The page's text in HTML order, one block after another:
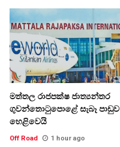
මත්තල රාජපක්ෂ ජාත්‍යන්තර
ගුවන්තොටුපොළේ සැබෑ පාඩුව
හෙළිවෙයි
Off Road 1 hour ago